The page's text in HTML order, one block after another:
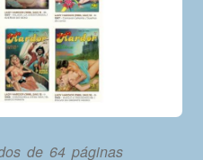
de 64 páginas